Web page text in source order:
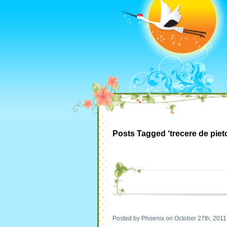
Posts Tagged ‘trecere de
Posted by Phoenix on October 27th, 2011